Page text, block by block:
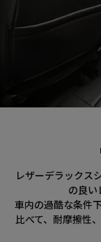
レザーデラックス
の良い
車内の過酷な条件
比べて、耐摩擦性